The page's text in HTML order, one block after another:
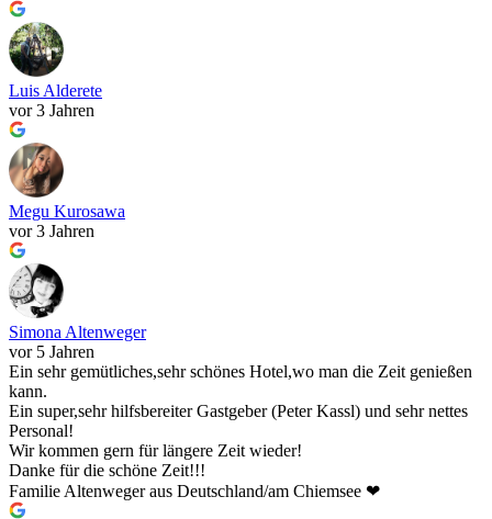
Luis Alderete
vor 3 Jahren
Megu Kurosawa
vor 3 Jahren
Simona Altenweger
vor 5 Jahren
Ein sehr gemütliches,sehr schönes Hotel,wo man die Zeit genießen
kann.
Ein super,sehr hilfsbereiter Gastgeber (Peter Kassl) und sehr nettes
Personal!
Wir kommen gern für längere Zeit wieder!
Danke für die schöne Zeit!!!
Familie Altenweger aus Deutschland/am Chiemsee ❤